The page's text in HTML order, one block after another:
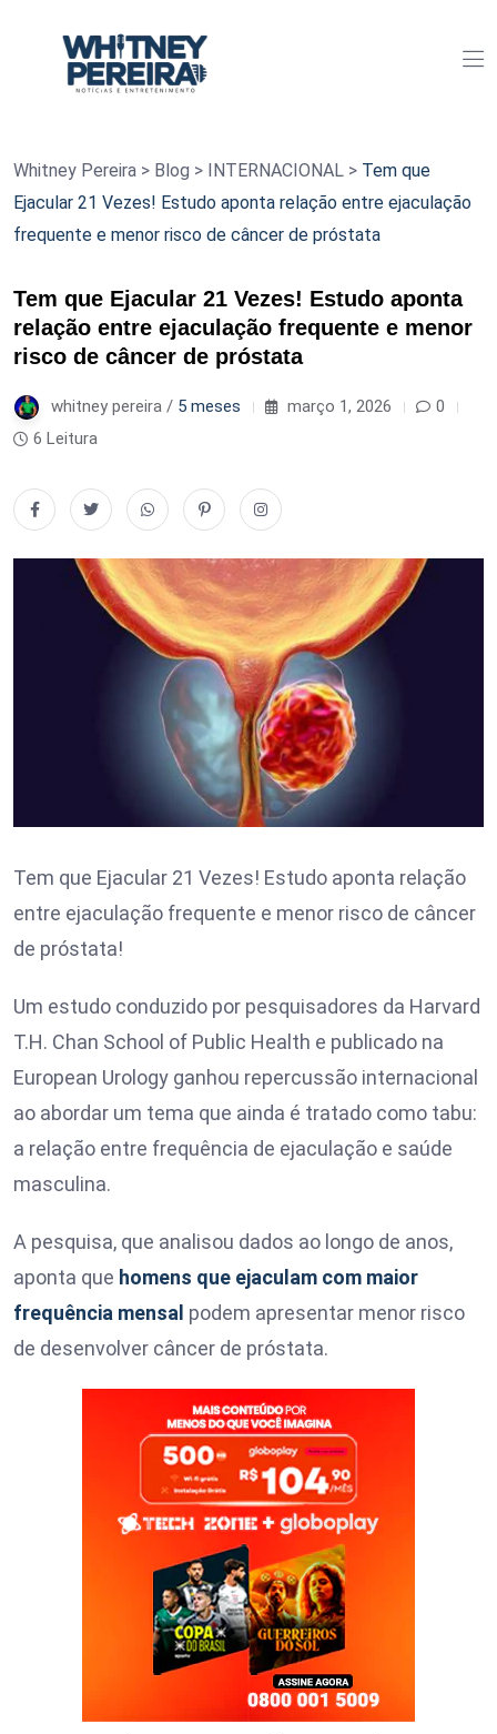
Whitney Pereira > Blog > INTERNACIONAL > Tem que
Ejacular 21 Vezes! Estudo aponta relação entre ejaculação
frequente e menor risco de câncer de próstata
Tem que Ejacular 21 Vezes! Estudo aponta
relação entre ejaculação frequente e menor
risco de câncer de próstata
whitney pereira / 5 meses março 1, 2026
0
6 Leitura
Tem que Ejacular 21 Vezes! Estudo aponta relação
entre ejaculação frequente e menor risco de câncer
de próstata!
Um estudo conduzido por pesquisadores da Harvard
T.H. Chan School of Public Health e publicado na
European Urology ganhou repercussão internacional
ao abordar um tema que ainda é tratado como tabu:
a relação entre frequência de ejaculação e saúde
masculina.
A pesquisa, que analisou dados ao longo de anos,
aponta que homens que ejaculam com maior
frequência mensal podem apresentar menor risco
de desenvolver câncer de próstata.